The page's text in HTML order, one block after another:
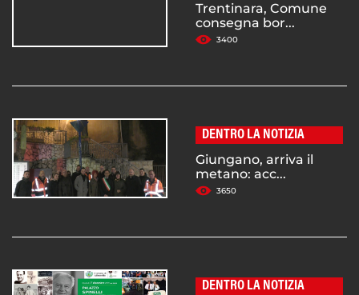
Trentinara, Comune
consegna bor...
3400
DENTRO LA NOTIZIA
Giungano, arriva il
metano: acc...
3650
DENTRO LA NOTIZIA